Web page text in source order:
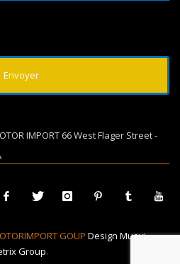
IMPORT 66 West Flager Street -
GOUP Design Muovi
Group.